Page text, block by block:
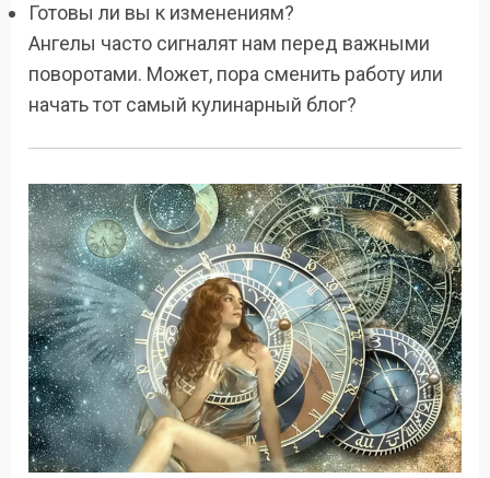
Готовы ли вы к изменениям?
Ангелы часто сигналят нам перед важными
поворотами. Может, пора сменить работу или
начать тот самый кулинарный блог?